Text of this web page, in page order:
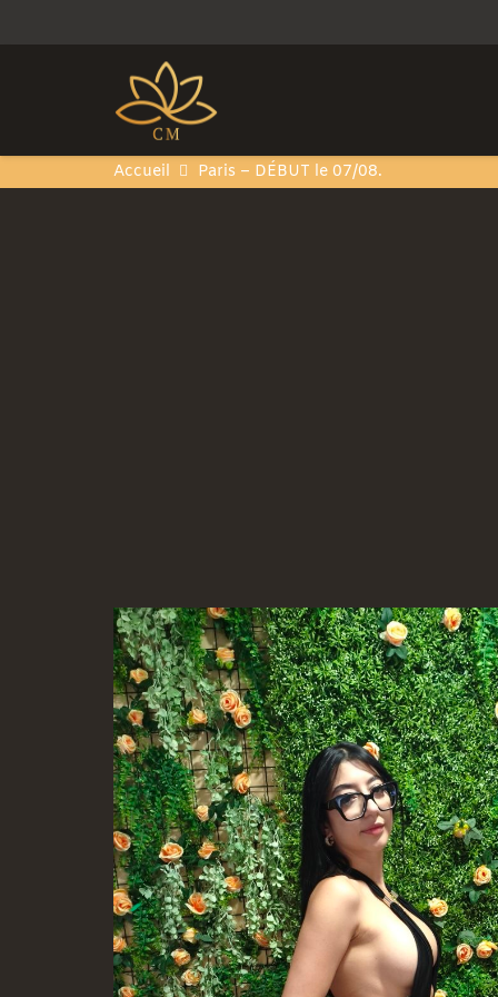
Accueil Paris – DÉBUT le 07/08.